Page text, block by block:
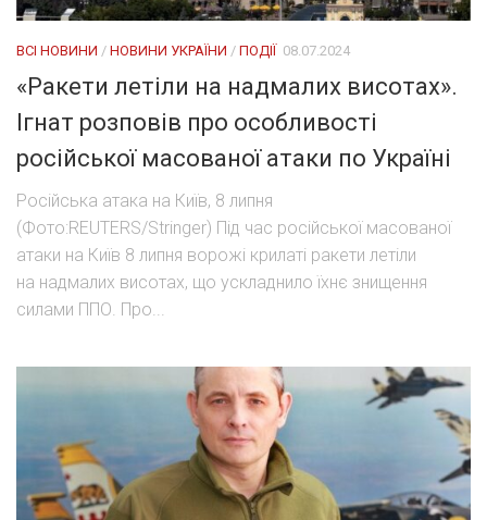
ВСІ НОВИНИ / НОВИНИ УКРАЇНИ / ПОДІЇ 08.07.2024
«Ракети летіли на надмалих висотах».
Ігнат розповів про особливості
російської масованої атаки по Україні
Російська атака на Київ, 8 липня
(Фото:REUTERS/Stringer) Під час російської масованої
атаки на Київ 8 липня ворожі крилаті ракети летіли
на надмалих висотах, що ускладнило їхнє знищення
силами ППО. Про...